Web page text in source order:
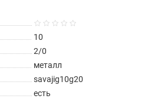
10
2/0
металл
savajig10g20
есть